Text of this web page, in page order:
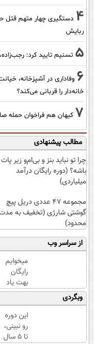
4 دستگیری چهار متهم قتل
ربایش
5 تسنیم تایید کرد:
6 وفاداری در آشپزخانه،
خانه‌دار را قربانی می‌کند؟
7 کیهان هم فراخوان حمله
مطالب پیشنهادی
چرا تو نباید بنز و بی‌ام‌و زیر پات
باشه؟ (دوره رایگان درآمد
میلیاردی)
مجموعه 47 عددی دریل پیچ
گوشتی شارژی (تخفیف به
محدود)
از سراسر وب
میخوایم
رایگان
بهت یاد
بدیم
چجوری
پولدارشی!
باور نداری
امتحانش
وبگردی
این دوره
رو نبینی،
تا 5 سال